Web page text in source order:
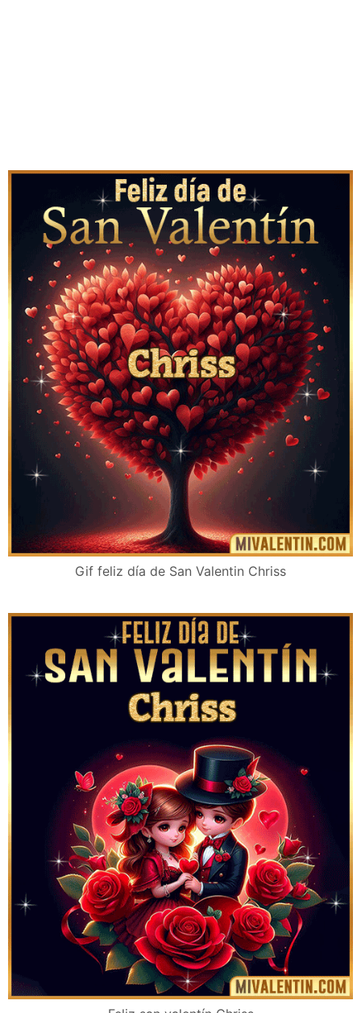
Gif feliz día de San Valentin Chriss